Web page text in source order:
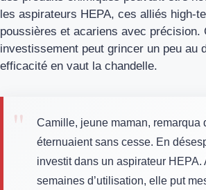
les aspirateurs HEPA, ces alliés high-
poussières et acariens avec précision.
investissement peut grincer un peu au
efficacité en vaut la chandelle.
Camille, jeune maman, remarqua
éternuaient sans cesse. En
investit dans un aspirateur HEPA.
semaines d’utilisation, elle put